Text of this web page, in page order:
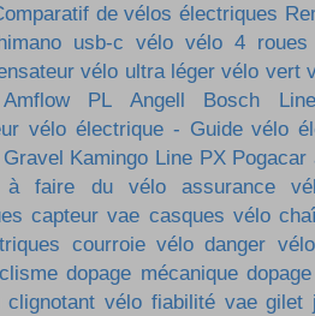
de vélos électriques
usb-c vélo vélo 4 roues
vélo ultra léger vélo vert
Amflow PL Angell
Bosch
vélo électrique - Guide vélo
Gravel Kamingo Line PX Pogacar
à faire du vélo
assurance
capteur vae casques vélo
courroie vélo danger vélo
dopage mécanique
clignotant vélo fiabilité vae gilet